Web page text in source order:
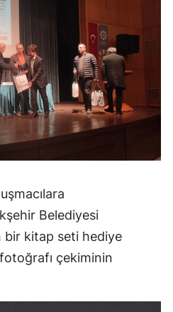
Belediyesi
bir kitap seti hediye
çekiminin